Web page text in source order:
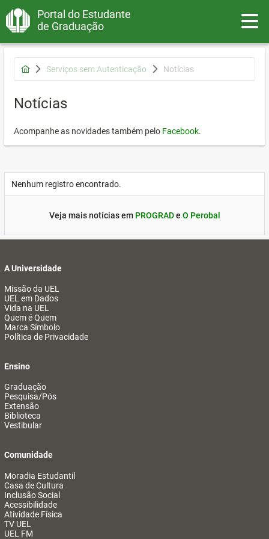
Portal do Estudante
de Graduação
Serviços sem Autenticação Notícias
Notícias
Acompanhe as novidades também pelo Facebook.
Nenhum registro encontrado.
Veja mais notícias em PROGRADe O Perobal
A Universidade
Missão da UEL
UEL em Dados
Vida na UEL
Quem é Quem
Marca Símbolo
Política de Privacidade
Ensino
Graduação
Pesquisa/Pós
Extensão
Biblioteca
Vestibular
Comunidade
Moradia Estudantil
Casa de Cultura
Inclusão Social
Acessibilidade
Atividade Física
TV UEL
UEL FM